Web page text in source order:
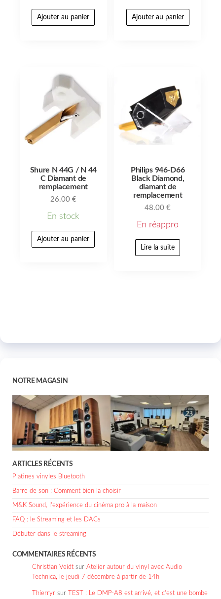
Ajouter au panier Ajouter au panier
Shure N 44G / N 44
C Diamant de
remplacement
26.00 €
En stock
Ajouter au panier
Philips 946-D66
Black Diamond,
diamant de
remplacement
48.00€
En réappro
Lire la suite
NOTRE MAGASIN
ARTICLES RÉCENTS
Platines vinyles Bluetooth
Barre de son : Comment bien la choisir
M&K Sound, l’expérience du cinéma pro à la maison
FAQ : le Streaming et les DACs
Débuter dans le streaming
COMMENTAIRES RÉCENTS
Christian Veidt sur Atelier autour du vinyl avec Audio
Technica, le jeudi 7 décembre à partir de 14h
Thierryr sur
TEST : Le DMP-A8 est arrivé, et c’est une bombe